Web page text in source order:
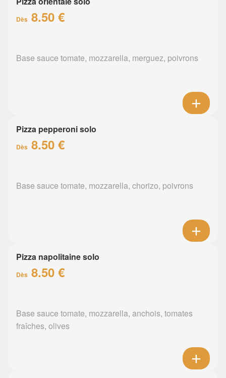
Dès 8.50 €
Base sauce tomate, mozzarella, merguez, poivrons
Pizza pepperoni solo
Dès 8.50 €
Base sauce tomate, mozzarella, chorizo, poivrons
Pizza napolitaine solo
Dès 8.50 €
Base sauce tomate, mozzarella, anchois, tomates
fraîches, olives